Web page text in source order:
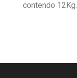
contendo 12Kg.